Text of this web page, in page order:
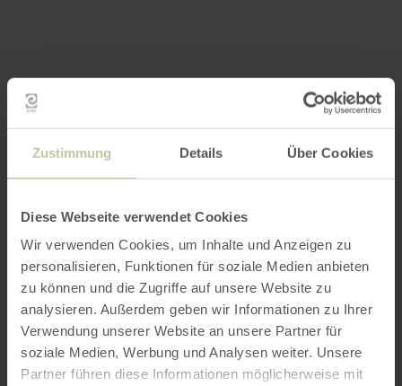
Zustimmung Details Über Cookies
Diese Webseite verwendet Cookies
Wir verwenden Cookies, um Inhalte und Anzeigen zu
personalisieren, Funktionen für soziale Medien anbieten
zu können und die Zugriffe auf unsere Website zu
analysieren. Außerdem geben wir Informationen zu Ihrer
Verwendung unserer Website an unsere Partner für
soziale Medien, Werbung und Analysen weiter. Unsere
Partner führen diese Informationen möglicherweise mit